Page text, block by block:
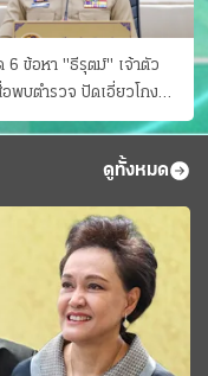
6 ข้อหา "ธีรุตม์" เจ้าตัว
พบตำรวจ ปัดเอี่ยวโกง
งถิ่น จ่อบี้รํ่ารวยมากปกติ
ดูทั้งหมด